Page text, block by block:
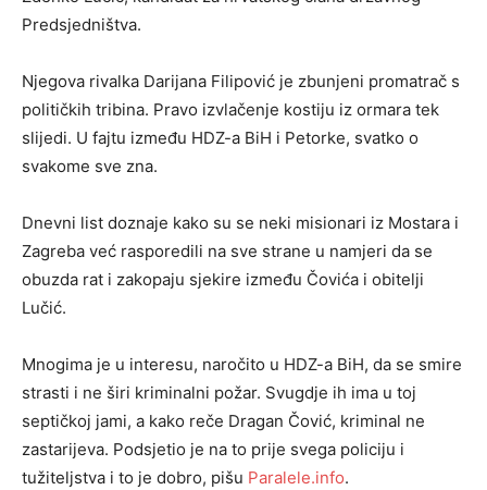
Predsjedništva.
Njegova rivalka Darijana Filipović je zbunjeni promatrač s
političkih tribina. Pravo izvlačenje kostiju iz ormara tek
slijedi. U fajtu između HDZ-a BiH i Petorke, svatko o
svakome sve zna.
Dnevni list doznaje kako su se neki misionari iz Mostara i
Zagreba već rasporedili na sve strane u namjeri da se
obuzda rat i zakopaju sjekire između Čovića i obitelji
Lučić.
Mnogima je u interesu, naročito u HDZ-a BiH, da se smire
strasti i ne širi kriminalni požar. Svugdje ih ima u toj
septičkoj jami, a kako reče Dragan Čović, kriminal ne
zastarijeva. Podsjetio je na to prije svega policiju i
tužiteljstva i to je dobro, pišu Paralele.info.